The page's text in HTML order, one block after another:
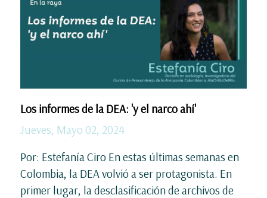
Los informes de la DEA: 'y el narco ahí'
Jueves, Mayo 02, 2024
Por: Estefanía Ciro En estas últimas semanas en
Colombia, la DEA volvió a ser protagonista. En
primer lugar, la desclasificación de archivos de